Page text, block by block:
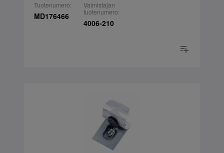
Tuotenumero:
MD176466
Valmistajan
tuotenumero:
4006-210